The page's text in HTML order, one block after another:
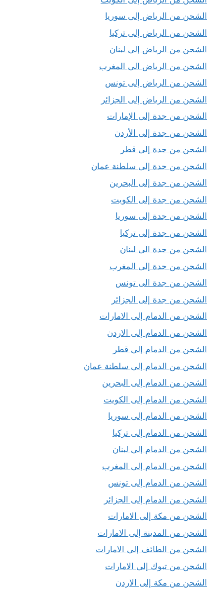
الشحن من الرياض إلى سوريا
الشحن من الرياض إلى تركيا
الشحن من الرياض إلى لبنان
الشحن من الرياض الى المغرب
الشحن من الرياض إلى تونس
الشحن من الرياض إلى الجزائر
الشحن من جدة إلى الإمارات
الشحن من جدة إلى الأردن
الشحن من جدة إلى قطر
الشحن من جدة إلى سلطنة عمان
الشحن من جدة إلى البحرين
الشحن من جدة إلى الكويت
الشحن من جدة إلى سوريا
الشحن من جدة إلى تركيا
الشحن من جدة الى لبنان
الشحن من جدة إلى المغرب
الشحن من جدة الى تونس
الشحن من جدة إلى الجزائر
الشحن من الدمام إلى الامارات
الشحن من الدمام إلى الاردن
الشحن من الدمام إلى قطر
الشحن من الدمام إلى سلطنة عمان
الشحن من الدمام إلى البحرين
الشحن من الدمام إلى الكويت
الشحن من الدمام إلى سوريا
الشحن من الدمام إلى تركيا
الشحن من الدمام إلى لبنان
الشحن من الدمام إلى المغرب
الشحن من الدمام إلى تونس
الشحن من الدمام إلى الجزائر
الشحن من مكة إلى الامارات
الشحن من المدينة إلى الامارات
الشحن من الطائف إلى الامارات
الشحن من تبوك إلى الامارات
الشحن من مكة إلى الاردن